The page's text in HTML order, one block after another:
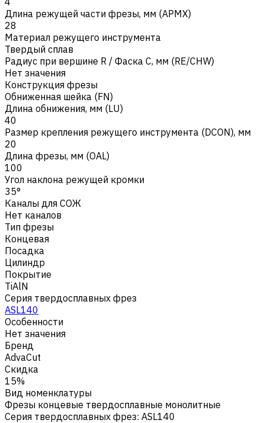
Длина режущей части фрезы, мм (APMX)
28
Материал режущего инструмента
Твердый сплав
Радиус при вершине R / Фаска C, мм (RE/CHW)
Нет значения
Конструкция фрезы
Обниженная шейка (FN)
Длина обнижения, мм (LU)
40
Размер крепления режущего инструмента (DCON), мм
20
Длина фрезы, мм (OAL)
100
Угол наклона режущей кромки
35°
Каналы для СОЖ
Нет каналов
Тип фрезы
Концевая
Посадка
Цилиндр
Покрытие
TiAlN
Серия твердосплавных фрез
ASL140
Особенности
Нет значения
Бренд
AdvaCut
Скидка
15%
Вид номенклатуры
Фрезы концевые твердосплавные монолитные
Серия твердосплавных фрез: ASL140